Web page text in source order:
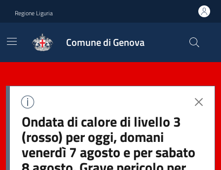
Regione Liguria
Comune di Genova
Ondata di calore di livello 3
(rosso) per oggi, domani
venerdì 7 agosto e per sabato